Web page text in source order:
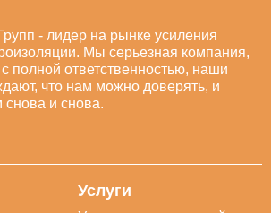
- лидер на рынке усиления
Мы серьезная компания,
полной ответственностью, наши
что нам можно доверять, и
и снова.
Услуги